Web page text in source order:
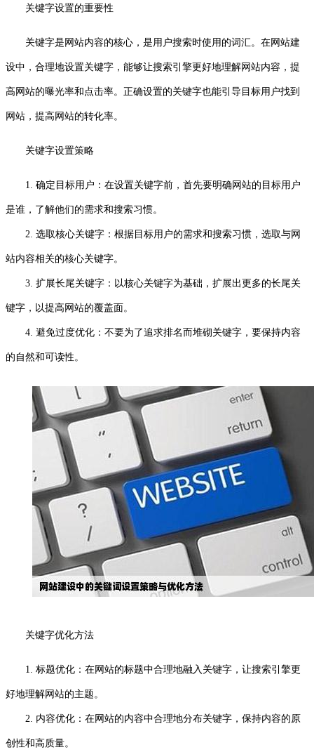
关键字设置的重要性
关键字是网站内容的核心，是用户搜索时使用的词汇。在网站建
设中，合理地设置关键字，能够让搜索引擎更好地理解网站内容，提
高网站的曝光率和点击率。正确设置的关键字也能引导目标用户找到
网站，提高网站的转化率。
关键字设置策略
1. 确定目标用户：在设置关键字前，首先要明确网站的目标用户
是谁，了解他们的需求和搜索习惯。
2. 选取核心关键字：根据目标用户的需求和搜索习惯，选取与网
站内容相关的核心关键字。
3. 扩展长尾关键字：以核心关键字为基础，扩展出更多的长尾关
键字，以提高网站的覆盖面。
4. 避免过度优化：不要为了追求排名而堆砌关键字，要保持内容
的自然和可读性。
关键字优化方法
1. 标题优化：在网站的标题中合理地融入关键字，让搜索引擎更
好地理解网站的主题。
2. 内容优化：在网站的内容中合理地分布关键字，保持内容的原
创性和高质量。